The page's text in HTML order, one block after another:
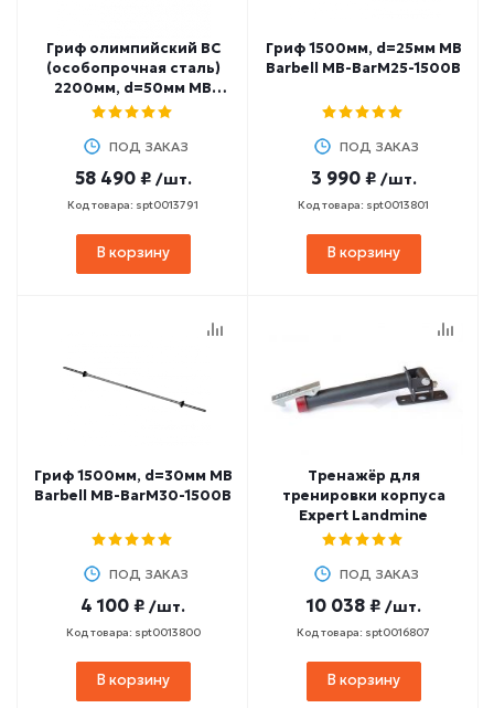
Гриф олимпийский ВС
(особопрочная сталь)
2200мм, d=50мм MB
Barbell MB-BarM50H-VS
ПОД ЗАКАЗ
58 490 ₽ /шт.
Код товара: spt0013791
В корзину
Гриф 1500мм, d=25мм MB
Barbell MB-BarM25-1500B
ПОД ЗАКАЗ
3 990 ₽ /шт.
Код товара: spt0013801
В корзину
Гриф 1500мм, d=30мм MB
Barbell MB-BarM30-1500B
ПОД ЗАКАЗ
4 100 ₽ /шт.
Код товара: spt0013800
В корзину
Тренажёр для
тренировки корпуса
Expert Landmine
ПОД ЗАКАЗ
10 038 ₽ /шт.
Код товара: spt0016807
В корзину